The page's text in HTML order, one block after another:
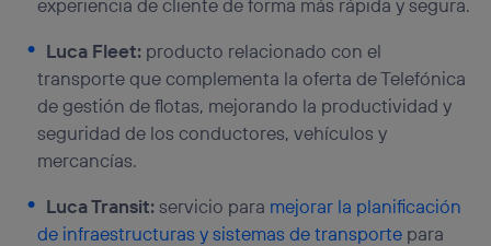
experiencia de cliente de forma más rápida y segura.
Luca Fleet: producto relacionado con el
transporte que complementa la oferta de Telefónica
de gestión de flotas, mejorando la productividad y
seguridad de los conductores, vehículos y
mercancías.
Luca Transit:servicio para mejorar la planificación
de infraestructuras y sistemas de transporte para